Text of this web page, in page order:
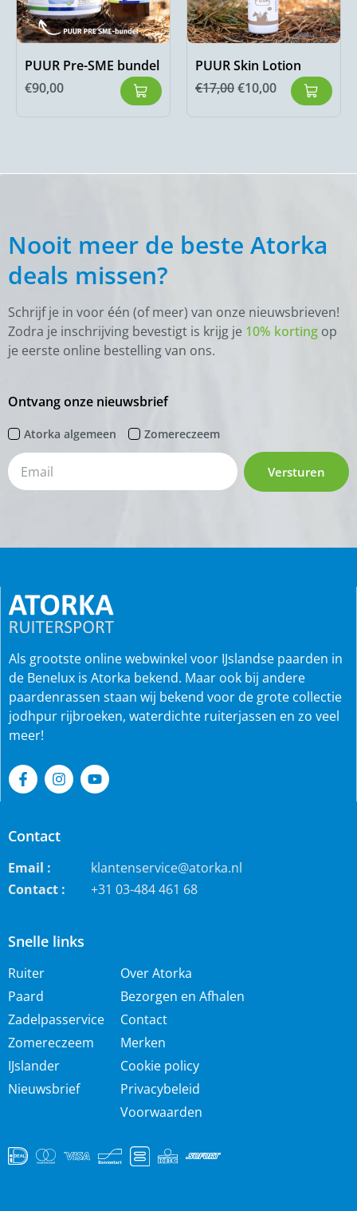
PUUR Pre-SME bundel
€90,00
PUUR Skin Lotion
€17,00€10,00
Nooit meer de beste Atorka
deals missen?
Schrijf je in voor één (of meer) van onze nieuwsbrieven!
Zodra je inschrijving bevestigt is krijg je 10% korting op
je eerste online bestelling van ons.
Ontvang onze nieuwsbrief
Atorka algemeen Zomereczeem
Versturen
Snelle links
Ruiter
Paard
Zadelpasservice
Zomereczeem
IJslander
Nieuwsbrief
Over Atorka
Bezorgen en Afhalen
Contact
Merken
Cookie policy
Privacybeleid
Voorwaarden
Als grootste online webwinkel voor IJslandse paarden in
de Benelux is Atorka bekend. Maar ook bij andere
paardenrassen staan wij bekend voor de grote collectie
jodhpur rijbroeken, waterdichte ruiterjassen en zo veel
meer!
Contact
Email :
klantenservice@atorka.nl
Contact :
+31 03-484 461 68